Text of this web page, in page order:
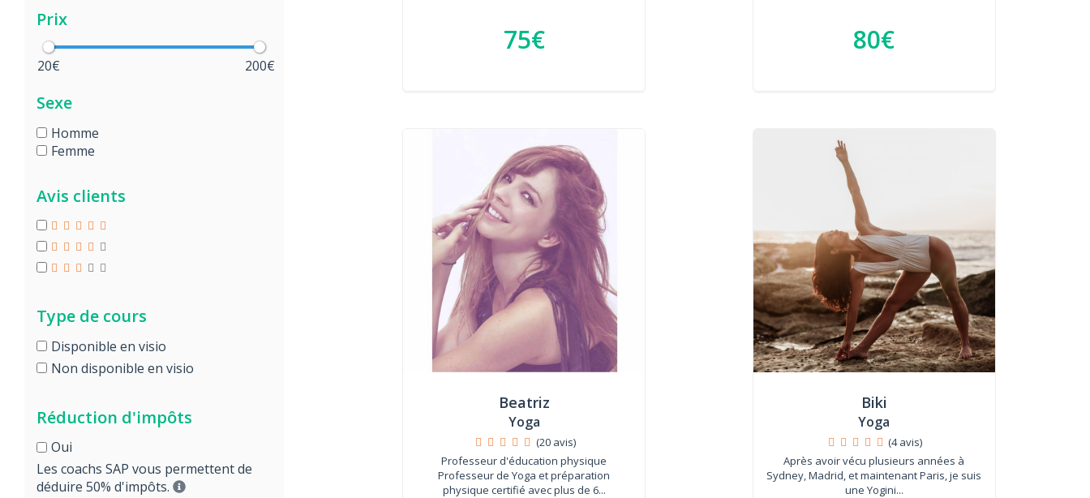
Prix
20€ 200€
Sexe
Homme
Femme
Avis clients
Type de cours
Disponible en visio
Non disponible en visio
Réduction d'impôts
Oui
Les coachs SAP vous permettent de
déduire 50% d'impôts.
75€ 80€
Beatriz
Yoga
(20 avis)
Professeur d'éducation physique
Professeur de Yoga et préparation
physique certifié avec plus de 6...
Biki
Yoga
(4 avis)
Après avoir vécu plusieurs années à
Sydney, Madrid, et maintenant Paris, je suis
une Yogini...